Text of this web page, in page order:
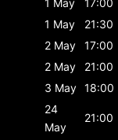
1 May
21:30
2 May
17:00
2 May
21:00
3 May 18:00
24
May
21:00